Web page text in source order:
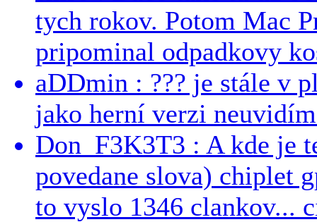
tych rokov. Potom Mac
pripominal odpadkovy
aDDmin : ??? je stále v
jako herní verzi
Don_F3K3T3 : A kde je
povedane slova) chiplet
to vyslo 1346 clankov...